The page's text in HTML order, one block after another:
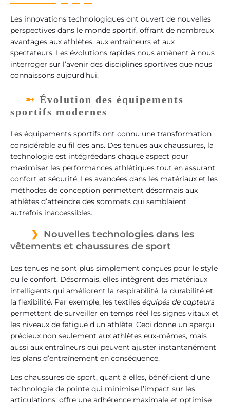
Les innovations technologiques ont ouvert de nouvelles
perspectives dans le monde sportif, offrant de nombreux
avantages aux athlètes, aux entraîneurs et aux
spectateurs. Les évolutions rapides nous amènent à nous
interroger sur l’avenir des disciplines sportives que nous
connaissons aujourd’hui.
Évolution des équipements
sportifs modernes
Les équipements sportifs ont connu une transformation
considérable au fil des ans. Des tenues aux chaussures, la
technologie est intégréedans chaque aspect pour
maximiser les performances athlétiques tout en assurant
confort et sécurité. Les avancées dans les matériaux et les
méthodes de conception permettent désormais aux
athlètes d’atteindre des sommets qui semblaient
autrefois inaccessibles.
Nouvelles technologies dans les
vêtements et chaussures de sport
Les tenues ne sont plus simplement conçues pour le style
ou le confort. Désormais, elles intègrent des matériaux
intelligents qui améliorent la respirabilité, la durabilité et
la flexibilité. Par exemple, les textiles équipés de capteurs
permettent de surveiller en temps réel les signes vitaux et
les niveaux de fatigue d’un athlète. Ceci donne un aperçu
précieux non seulement aux athlètes eux-mêmes, mais
aussi aux entraîneurs qui peuvent ajuster instantanément
les plans d’entraînement en conséquence.
Les chaussures de sport, quant à elles, bénéficient d’une
technologie de pointe qui minimise l’impact sur les
articulations, offre une adhérence maximale et optimise